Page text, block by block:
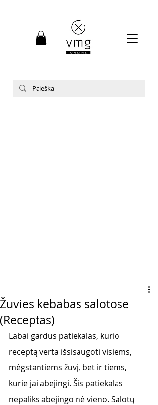
Žuvies kebabas salotose
(Receptas)
Labai gardus patiekalas, kurio
receptą verta išsisaugoti visiems,
mėgstantiems žuvį, bet ir tiems,
kurie jai abejingi. Šis patiekalas
nepaliks abejingo nė vieno. Salotų